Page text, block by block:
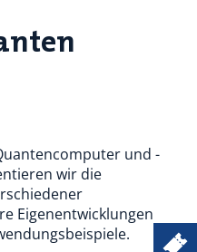
und -
wir die
Eigenentwicklungen
Ticketsystem